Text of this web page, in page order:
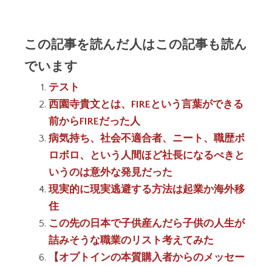
この記事を読んだ人はこの記事も読ん
でいます
テスト
西園寺貴文とは、FIREという言葉ができる
前からFIREだった人
病気持ち、社会不適合者、ニート、職歴ボ
ロボロ、という人間ほど社長になるべきと
いうのは意外な発見だった
現実的に現実逃避する方法は起業か海外移
住
この先の日本で子供産んだら子供の人生が
詰みそうな職業のリスト考えてみた
【オプトインの本質購入者からのメッセー